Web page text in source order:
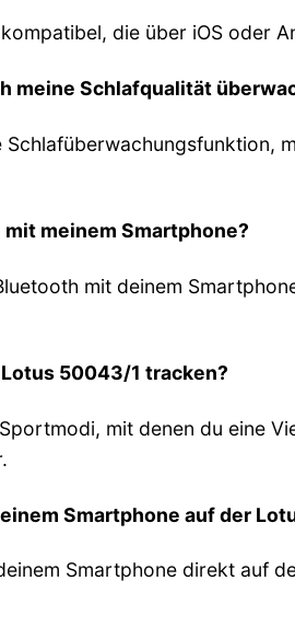
die über iOS oder
meine Schlafqualität
meinem Smartphone?
mit deinem
50043/1 tracken?
mit denen du eine
Smartphone auf der
Smartphone direkt auf